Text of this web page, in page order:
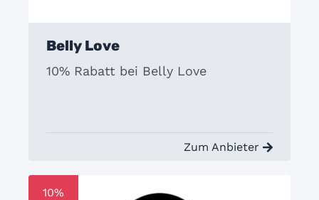
Belly Love
10% Rabatt bei Belly Love
Zum Anbieter
10%